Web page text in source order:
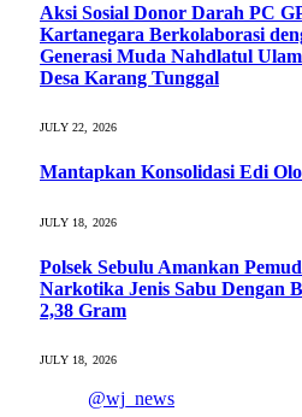
Aksi Sosial Donor Darah PC
Kartanegara Berkolaborasi
Generasi Muda Nahdlatul
Desa Karang Tunggal
JULY 22, 2026
Mantapkan Konsolidasi Edi
JULY 18, 2026
Polsek Sebulu Amankan
Narkotika Jenis Sabu Dengan
2,38 Gram
JULY 18, 2026
@wj_news